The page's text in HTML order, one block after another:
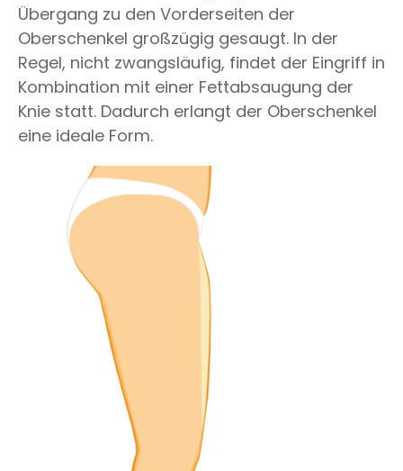
Übergang zu den Vorderseiten der
Oberschenkel großzügig gesaugt. In der
Regel, nicht zwangsläufig, findet der Eingriff in
Kombination mit einer Fettabsaugung der
Knie statt. Dadurch erlangt der Oberschenkel
eine ideale Form.